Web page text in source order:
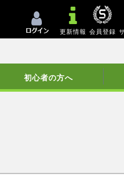
更新情報 会員登録
初心者の方へ